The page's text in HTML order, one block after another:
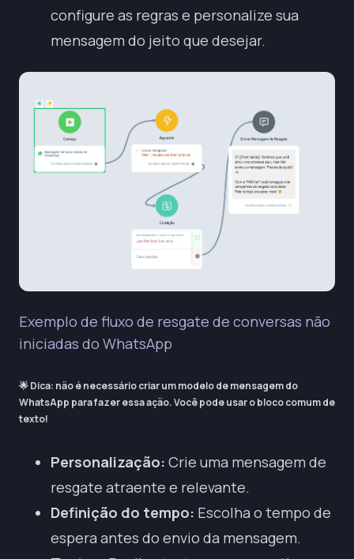
configure as regras e personalize sua
mensagem do jeito que desejar.
Exemplo de fluxo de resgate de conversas não
iniciadas do WhatsApp
🌟 Dica: não é necessário criar um modelo de mensagem do
WhatsApp para fazer essa ação. Você pode usar o bloco comum de
texto!
Personalização: Crie uma mensagem de
resgate atraente e relevante.
Definição do tempo: Escolha o tempo de
espera antes do envio da mensagem.